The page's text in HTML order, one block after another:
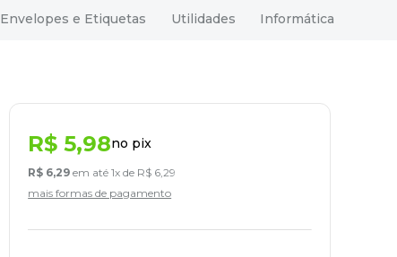
Envelopes e Etiquetas Utilidades Informática
R$ 5,98no pix
R$ 6,29 em até1x de R$ 6 ,29
mais formas de pagamento